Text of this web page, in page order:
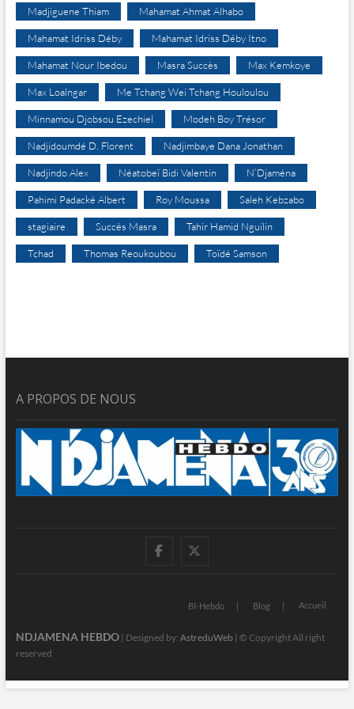
Madjiguene Thiam Mahamat Ahmat Alhabo
Mahamat Idriss Déby Mahamat Idriss Déby Itno
Mahamat Nour Ibedou Masra Succès Max Kemkoye
Max Loalngar Me Tchang Wei Tchang Houloulou
Minnamou Djobsou Ezechiel Modeh Boy Trésor
Nadjidoumdé D. Florent Nadjimbaye Dana Jonathan
Nadjindo Alex Néatobeï Bidi Valentin N’Djaména
Pahimi Padacké Albert Roy Moussa Saleh Kebzabo
stagiaire Succès Masra Tahir Hamid Nguilin
Tchad Thomas Reoukoubou Toïdé Samson
A PROPOS DE NOUS
facebook
BI-Hebdo Blog Accueil
NDJAMENA HEBDO| Designed by: AstreduWeb | © Copyright All right
reserved